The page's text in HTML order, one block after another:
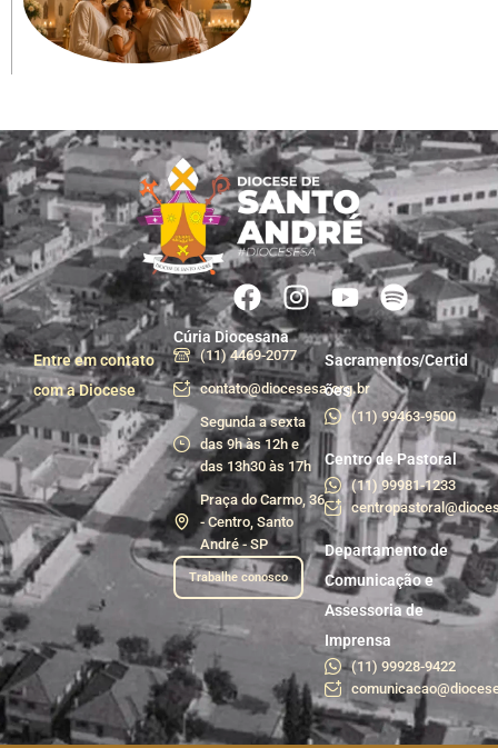
Entre em contato
com a Diocese
Cúria Diocesana
(11) 4469-2077
contato@diocesesa.org.br
Segunda a sexta
das 9h às 12h e
das 13h30 às 17h
Praça do Carmo, 36
- Centro, Santo
André - SP
Trabalhe conosco
Sacramentos/Certid
ões
(11) 99463-9500
Centro de Pastoral
(11) 99981-1233
Departamento de
Comunicação e
Assessoria de
Imprensa
(11) 99928-9422